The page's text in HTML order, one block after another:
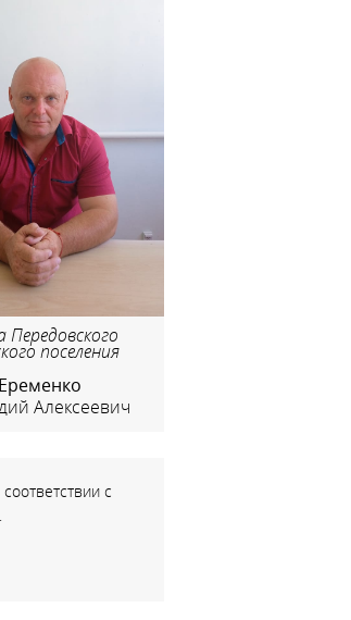
Передовского
поселения
Еременко
Алексеевич
с